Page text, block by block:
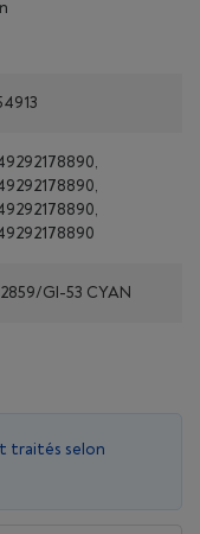
GI-53 CYAN
traités selon